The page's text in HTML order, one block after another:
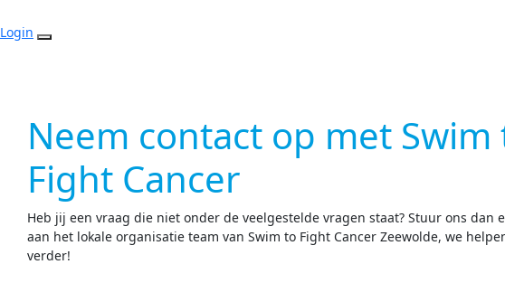
Login
Neem contact op met Swim
Fight Cancer
Heb jij een vraag die niet onder de veelgestelde vragen staat? Stuur ons dan
aan het lokale organisatie team van Swim to Fight Cancer Zeewolde, we
verder!